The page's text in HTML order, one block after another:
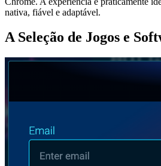
nativa, fiável e adaptável.
A Seleção de Jogos e